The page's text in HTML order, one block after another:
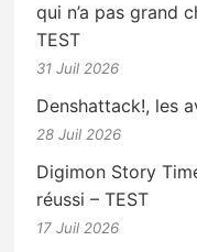
qui n’a pas grand
TEST
31 Juil 2026
Denshattack!, les
28 Juil 2026
Digimon Story
réussi – TEST
17 Juil 2026